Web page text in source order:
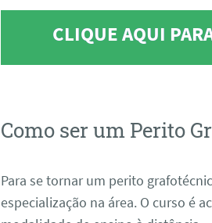
CLIQUE AQUI
Como ser um Perito
Para se tornar um perito
especialização na área. O curso é